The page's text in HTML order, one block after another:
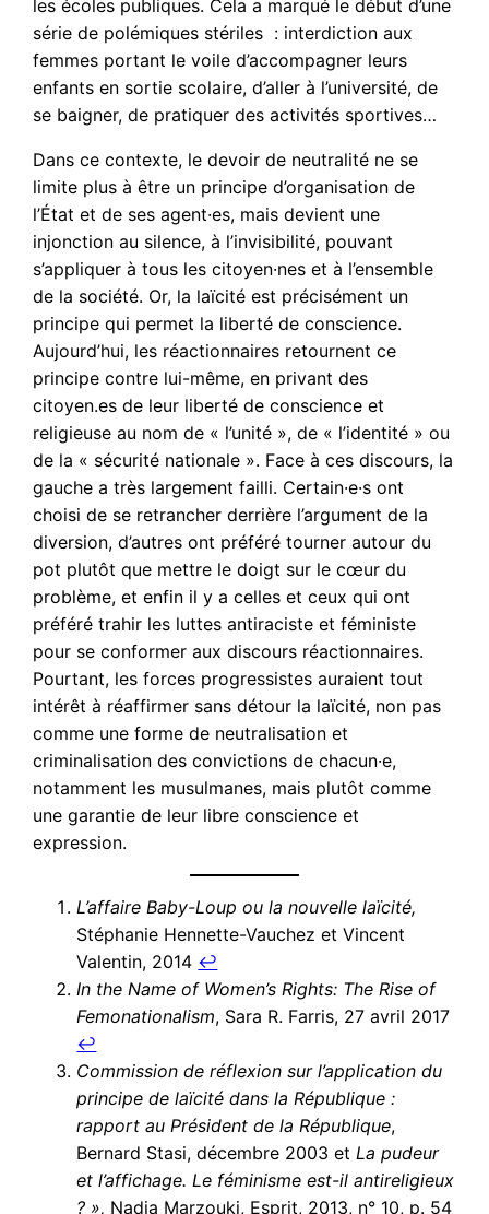
les écoles publiques. Cela a marqué le début d’une
série de polémiques stériles : interdiction aux
femmes portant le voile d’accompagner leurs
enfants en sortie scolaire, d’aller à l’université, de
se baigner, de pratiquer des activités sportives…
Dans ce contexte, le devoir de neutralité ne se
limite plus à être un principe d’organisation de
l’État et de ses agent·es, mais devient une
injonction au silence, à l’invisibilité, pouvant
s’appliquer à tous les citoyen·nes et à l’ensemble
de la société. Or, la laïcité est précisément un
principe qui permet la liberté de conscience.
Aujourd’hui, les réactionnaires retournent ce
principe contre lui-même, en privant des
citoyen.es de leur liberté de conscience et
religieuse au nom de « l’unité », de « l’identité » ou
de la « sécurité nationale ». Face à ces discours, la
gauche a très largement failli. Certain·e·s ont
choisi de se retrancher derrière l’argument de la
diversion, d’autres ont préféré tourner autour du
pot plutôt que mettre le doigt sur le cœur du
problème, et enfin il y a celles et ceux qui ont
préféré trahir les luttes antiraciste et féministe
pour se conformer aux discours réactionnaires.
Pourtant, les forces progressistes auraient tout
intérêt à réaffirmer sans détour la laïcité, non pas
comme une forme de neutralisation et
criminalisation des convictions de chacun·e,
notamment les musulmanes, mais plutôt comme
une garantie de leur libre conscience et
expression.
L’affaire Baby-Loup ou la nouvelle laïcité,
Stéphanie Hennette-Vauchez et Vincent
Valentin, 2014 ↩︎
In the Name of Women’s Rights: The Rise of
Femonationalism, Sara R. Farris, 27 avril 2017
↩︎
Commission de réflexion sur l’application du
principe de laïcité dans la République :
rapport au Président de la République,
Bernard Stasi, décembre 2003 et La pudeur
et l’affichage. Le féminisme est-il antireligieux
? », Nadia Marzouki, Esprit, 2013, n° 10, p. 54